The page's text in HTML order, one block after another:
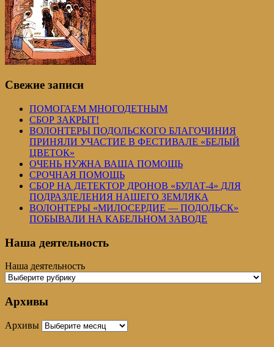
Свежие записи
ПОМОГАЕМ МНОГОДЕТНЫМ
СБОР ЗАКРЫТ!
ВОЛОНТЕРЫ ПОДОЛЬСКОГО БЛАГОЧИНИЯ
ПРИНЯЛИ УЧАСТИЕ В ФЕСТИВАЛЕ «БЕЛЫЙ
ЦВЕТОК»
ОЧЕНЬ НУЖНА ВАША ПОМОЩЬ
СРОЧНАЯ ПОМОЩЬ
СБОР НА ДЕТЕКТОР ДРОНОВ «БУЛАТ-4» ДЛЯ
ПОДРАЗДЕЛЕНИЯ НАШЕГО ЗЕМЛЯКА
ВОЛОНТЕРЫ «МИЛОСЕРДИЕ — ПОДОЛЬСК»
ПОБЫВАЛИ НА КАБЕЛЬНОМ ЗАВОДЕ
Наша деятельность
Наша деятельность
Архивы
Архивы